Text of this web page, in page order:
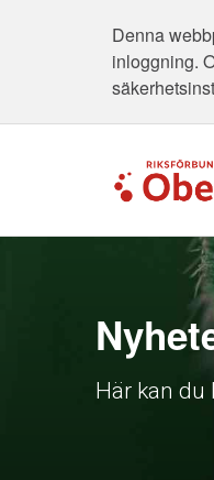
Denna
inloggning.
Här kan